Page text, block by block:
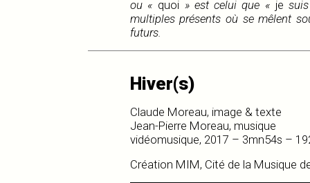
ou « quoi » est celui que « je
multiples présents où se mêlent
futurs.
Hiver(s)
Claude Moreau, image & texte
Jean-Pierre Moreau, musique
vidéomusique, 2017 – 3mn54s –
Création MIM, Cité de la Musique